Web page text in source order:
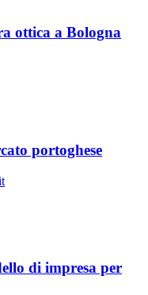
ottica a Bologna
portoghese
di impresa per